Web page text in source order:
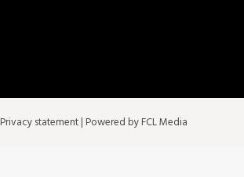
Privacy statement| Powered by FCL Media